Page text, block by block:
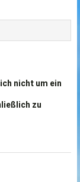
nicht um ein
zu